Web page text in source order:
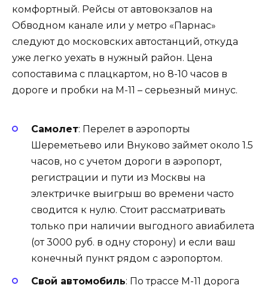
комфортный. Рейсы от автовокзалов на
Обводном канале или у метро «Парнас»
следуют до московских автостанций, откуда
уже легко уехать в нужный район. Цена
сопоставима с плацкартом, но 8-10 часов в
дороге и пробки на М-11 – серьезный минус.
Самолет: Перелет в аэропорты
Шереметьево или Внуково займет около 1.5
часов, но с учетом дороги в аэропорт,
регистрации и пути из Москвы на
электричке выигрыш во времени часто
сводится к нулю. Стоит рассматривать
только при наличии выгодного авиабилета
(от 3000 руб. в одну сторону) и если ваш
конечный пункт рядом с аэропортом.
Свой автомобиль: По трассе М-11 дорога